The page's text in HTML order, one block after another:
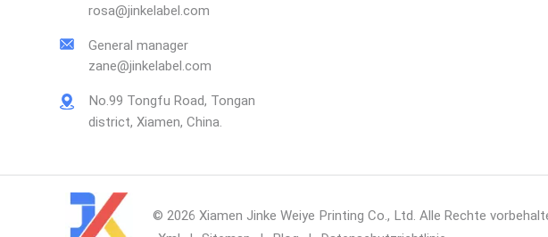
rosa@jinkelabel.com
General manager
zane@jinkelabel.com
No.99 Tongfu Road, Tongan
district, Xiamen, China.
© 2026 Xiamen Jinke Weiye Printing Co., Ltd. Alle Rechte